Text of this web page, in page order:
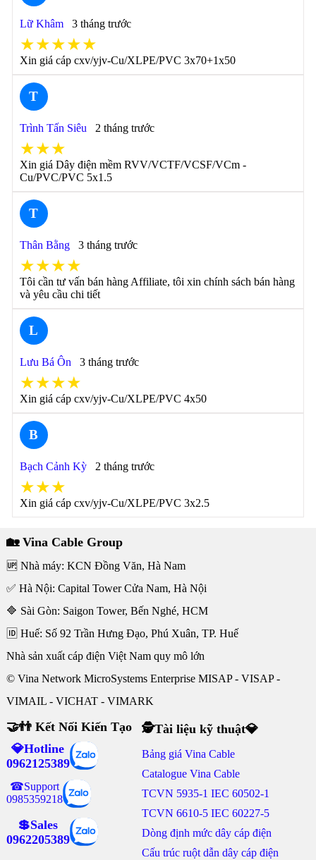
Lữ Khâm 3 tháng trước
★★★★★
Xin giá cáp cxv/yjv-Cu/XLPE/PVC 3x70+1x50
T
Trình Tấn Siêu 2 tháng trước
★★★
Xin giá Dây điện mềm RVV/VCTF/VCSF/VCm -
Cu/PVC/PVC 5x1.5
T
Thân Bằng 3 tháng trước
★★★★
Tôi cần tư vấn bán hàng Affiliate, tôi xin chính sách bán hàng
và yêu cầu chi tiết
L
Lưu Bá Ôn 3 tháng trước
★★★★
Xin giá cáp cxv/yjv-Cu/XLPE/PVC 4x50
B
Bạch Cảnh Kỳ 2 tháng trước
★★★
Xin giá cáp cxv/yjv-Cu/XLPE/PVC 3x2.5
🏡 Vina Cable Group
🆙 Nhà máy: KCN Đồng Văn, Hà Nam
✅ Hà Nội: Capital Tower Cửa Nam, Hà Nội
🔷 Sài Gòn: Saigon Tower, Bến Nghé, HCM
🆔 Huế: Số 92 Trần Hưng Đạo, Phú Xuân, TP. Huế
Nhà sản xuất cáp điện Việt Nam quy mô lớn
© Vina Network MicroSystems Enterprise MISAP - VISAP -
VIMAIL - VICHAT - VIMARK
🤝👬 Kết Nối Kiến Tạo
💎Hotline
0962125389
☎Support
0985359218
💲Sales
0962205389
🕵Tài liệu kỹ thuật💎
Bảng giá Vina Cable
Catalogue Vina Cable
TCVN 5935-1 IEC 60502-1
TCVN 6610-5 IEC 60227-5
Dòng định mức dây cáp điện
Cấu trúc ruột dẫn dây cáp điện